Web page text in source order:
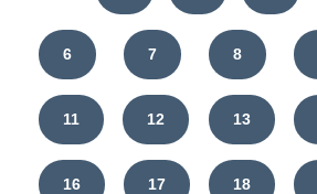
6 7 8
11 12 13
16 17 18